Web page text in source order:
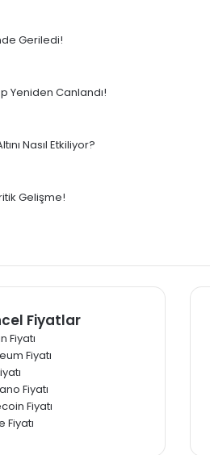
Fiyatlar
Fiyatı
Fiyatı
Fiyatı
Fiyatı
Fiyatı